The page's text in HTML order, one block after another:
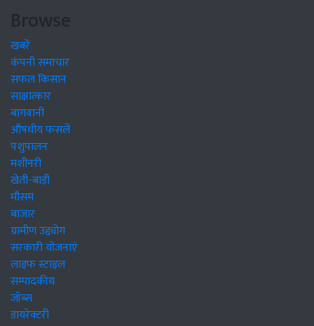
Browse
खबरें
कंपनी समाचार
सफल किसान
साक्षात्कार
बागवानी
औषधीय फसलें
पशुपालन
मशीनरी
खेती-बाड़ी
मौसम
बाजार
ग्रामीण उद्द्योग
सरकारी योजनाएं
लाइफ स्टाइल
सम्पादकीय
जॉब्स
डायरेक्टरी